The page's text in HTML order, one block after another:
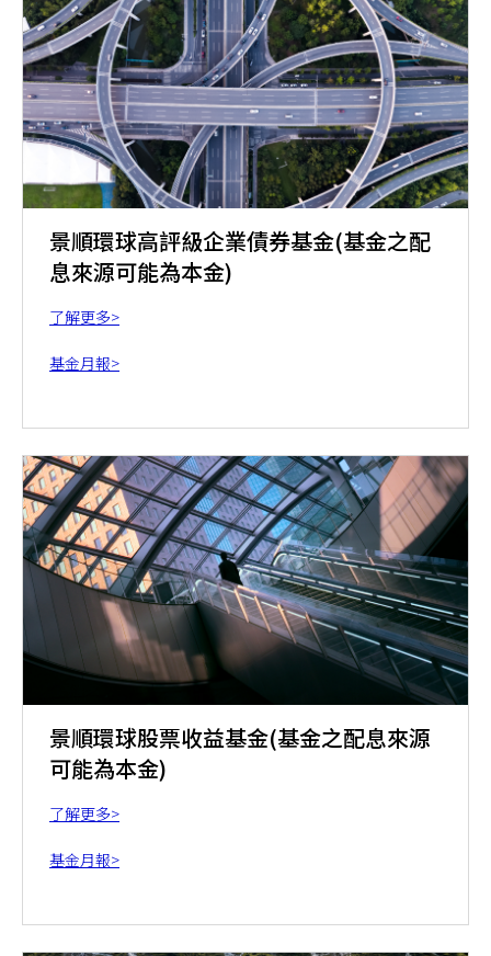
景順環球高評級企業債券基金(基金之配
息來源可能為本金)
了解更多>
基金月報>
景順環球股票收益基金(基金之配息來源
可能為本金)
了解更多>
基金月報>